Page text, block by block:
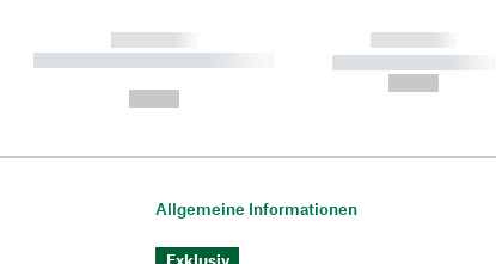
------------
----------- ----------- ----------
------------
----------- -----------
Allgemeine Informationen